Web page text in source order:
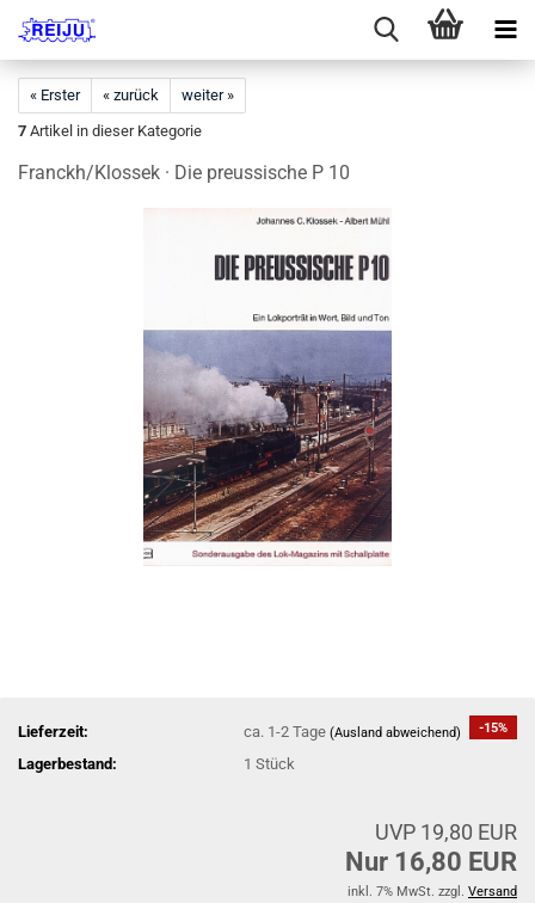
« Erster « zurück
weiter »
7 Artikel in dieser Kategorie
Franckh/Klossek · Die preussische P 10
-15%
Lieferzeit: ca. 1-2 Tage(Ausland abweichend)
Lagerbestand: 1Stück
UVP 19,80 EUR
Nur 16,80 EUR
inkl. 7% MwSt. zzgl. Versand